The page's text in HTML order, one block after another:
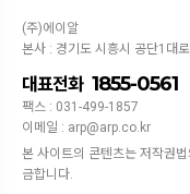
(주)에이알
본사 : 경기도 시흥시 공단1대
대표전화 1855-0561
팩스 : 031-499-1857
이메일 : arp@arp.co.kr
본 사이트의 콘텐츠는 저작권
금합니다.